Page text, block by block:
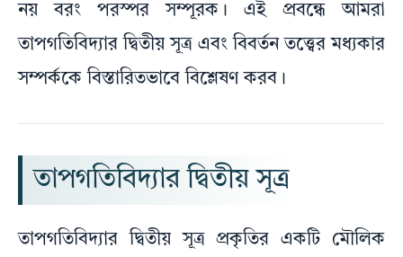
নয় বরং পরস্পর সম্পূরক। এই প্রবন্ধে আমরা
তাপগতিবিদ্যার দ্বিতীয় সূত্র এবং বিবর্তন তত্ত্বের মধ্যকার
সম্পর্ককে বিস্তারিতভাবে বিশ্লেষণ করব।
তাপগতিবিদ্যার দ্বিতীয় সূত্র
তাপগতিবিদ্যার দ্বিতীয় সূত্র প্রকৃতির একটি মৌলিক